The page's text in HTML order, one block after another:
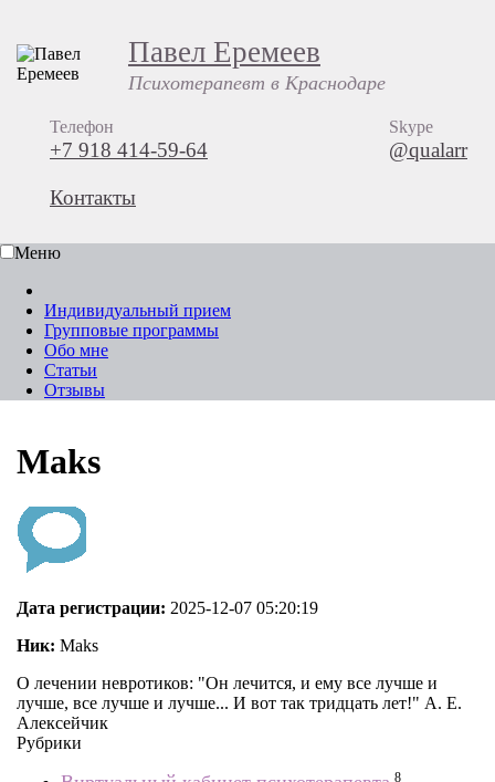
Павел Еремеев
Психотерапевт в Краснодаре
Телефон
+7 918 414-59-64
Skype
@qualarr
Контакты
Меню
Индивидуальный прием
Групповые программы
Обо мне
Статьи
Отзывы
Maks
Дата регистрации: 2025-12-07 05:20:19
Ник: Maks
О лечении невротиков: "Он лечится, и ему все лучше и
лучше, все лучше и лучше... И вот так тридцать лет!" А. Е.
Алексейчик
Рубрики
8